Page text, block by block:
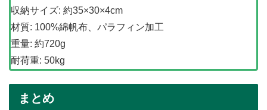
収納サイズ: 約35×30×4cm
材質: 100%綿帆布、パラフィン加工
重量: 約720g
耐荷重: 50kg
まとめ